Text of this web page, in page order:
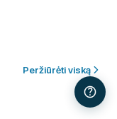
Peržiūrėti viską